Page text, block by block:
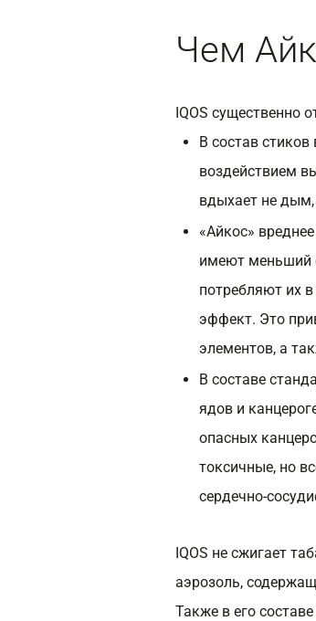
Чем
IQOS существенно
В состав
воздействием
вдыхает не дым,
«Айкос»
имеют меньший
потребляют их
эффект. Это
элементов, а
В составе
ядов и
опасных
токсичные, но
сердечно-
IQOS не сжигает
аэрозоль,
Также в его